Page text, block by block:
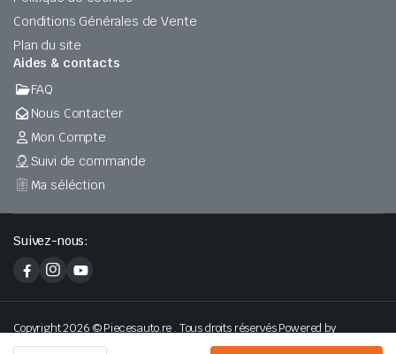
Conditions Générales de Vente
Plan du site
Aides & contacts
FAQ
Nous Contacter
Mon Compte
Suivi de commande
Ma séléction
Suivez-nous:
Copyright 2026 © Piecesauto.re . Tous droits réservés Powered by
H2Zconseil